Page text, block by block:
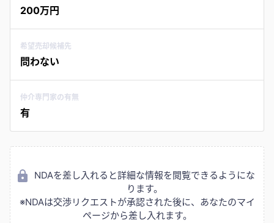
200万円
希望売却候補先
問わない
仲介専門家の有無
有
NDAを差し入れると詳細な情報を閲覧できるようにな
ります。
※NDAは交渉リクエストが承認された後に、あなたのマイ
ページから差し入れます。